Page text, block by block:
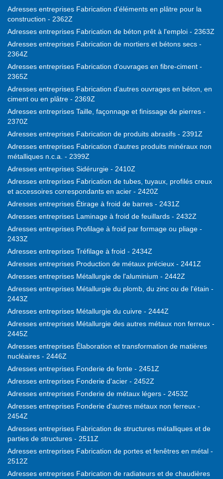
Adresses entreprises Fabrication d'éléments en plâtre pour la
construction - 2362Z
Adresses entreprises Fabrication de béton prêt à l'emploi - 2363Z
Adresses entreprises Fabrication de mortiers et bétons secs -
2364Z
Adresses entreprises Fabrication d'ouvrages en fibre-ciment -
2365Z
Adresses entreprises Fabrication d'autres ouvrages en béton, en
ciment ou en plâtre - 2369Z
Adresses entreprises Taille, façonnage et finissage de pierres -
2370Z
Adresses entreprises Fabrication de produits abrasifs - 2391Z
Adresses entreprises Fabrication d'autres produits minéraux non
métalliques n.c.a. - 2399Z
Adresses entreprises Sidérurgie - 2410Z
Adresses entreprises Fabrication de tubes, tuyaux, profilés creux
et accessoires correspondants en acier - 2420Z
Adresses entreprises Étirage à froid de barres - 2431Z
Adresses entreprises Laminage à froid de feuillards - 2432Z
Adresses entreprises Profilage à froid par formage ou pliage -
2433Z
Adresses entreprises Tréfilage à froid - 2434Z
Adresses entreprises Production de métaux précieux - 2441Z
Adresses entreprises Métallurgie de l'aluminium - 2442Z
Adresses entreprises Métallurgie du plomb, du zinc ou de l'étain -
2443Z
Adresses entreprises Métallurgie du cuivre - 2444Z
Adresses entreprises Métallurgie des autres métaux non ferreux -
2445Z
Adresses entreprises Élaboration et transformation de matières
nucléaires - 2446Z
Adresses entreprises Fonderie de fonte - 2451Z
Adresses entreprises Fonderie d'acier - 2452Z
Adresses entreprises Fonderie de métaux légers - 2453Z
Adresses entreprises Fonderie d'autres métaux non ferreux -
2454Z
Adresses entreprises Fabrication de structures métalliques et de
parties de structures - 2511Z
Adresses entreprises Fabrication de portes et fenêtres en métal -
2512Z
Adresses entreprises Fabrication de radiateurs et de chaudières